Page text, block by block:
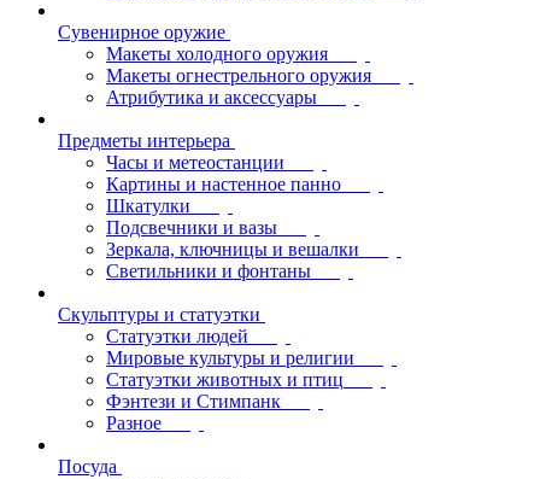
Сувенирное оружие
Макеты холодного оружия
Макеты огнестрельного оружия
Атрибутика и аксессуары
Предметы интерьера
Часы и метеостанции
Картины и настенное панно
Шкатулки
Подсвечники и вазы
Зеркала, ключницы и вешалки
Светильники и фонтаны
Скульптуры и статуэтки
Статуэтки людей
Мировые культуры и религии
Статуэтки животных и птиц
Фэнтези и Стимпанк
Разное
Посуда